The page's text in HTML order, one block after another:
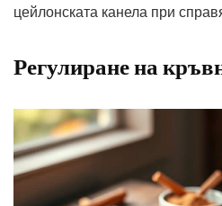
цейлонската канела при
Регулиране на